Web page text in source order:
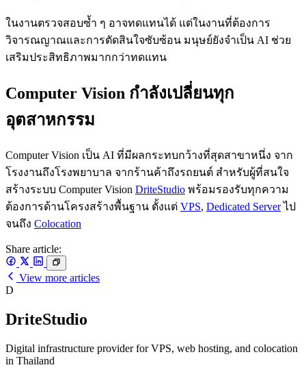
ในงานตรวจสอบซ้ำ ๆ อาจทดแทนได้ แต่ในงานที่ต้องการ
วิจารณญาณและการตัดสินใจซับซ้อน มนุษย์ยังจำเป็น AI ช่วย
เสริมประสิทธิภาพมากกว่าทดแทน
Computer Vision กำลังเปลี่ยนทุก
อุตสาหกรรม
Computer Vision เป็น AI ที่มีผลกระทบกว้างที่สุดสาขาหนึ่ง จาก
โรงงานถึงโรงพยาบาล จากร้านค้าถึงรถยนต์ สำหรับผู้ที่สนใจ
สร้างระบบ Computer Vision DriteStudio พร้อมรองรับทุกความ
ต้องการด้านโครงสร้างพื้นฐาน ตั้งแต่ VPS, Dedicated Serverไป
จนถึง Colocation
Share article:
View more articles
D
DriteStudio
Digital infrastructure provider for VPS, web hosting, and colocation
in Thailand